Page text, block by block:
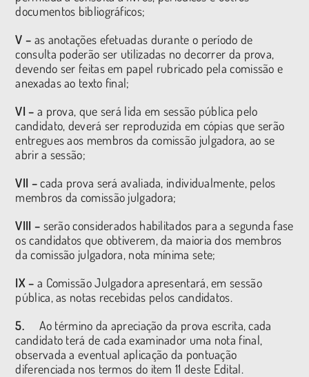
documentos bibliográficos;
V – as anotações efetuadas durante o período de
consulta poderão ser utilizadas no decorrer da prova,
devendo ser feitas em papel rubricado pela comissão e
anexadas ao texto final;
VI – a prova, que será lida em sessão pública pelo
candidato, deverá ser reproduzida em cópias que serão
entregues aos membros da comissão julgadora, ao se
abrir a sessão;
VII –cada prova será avaliada, individualmente, pelos
membros da comissão julgadora;
VIII – serão considerados habilitados para a segunda fase
os candidatos que obtiverem, da maioria dos membros
da comissão julgadora, nota mínima sete;
IX – a Comissão Julgadora apresentará, em sessão
pública, as notas recebidas pelos candidatos.
5. Ao término da apreciação da prova escrita, cada
candidato terá de cada examinador uma nota final,
observada a eventual aplicação da pontuação
diferenciada nos termos do item 11 deste Edital.